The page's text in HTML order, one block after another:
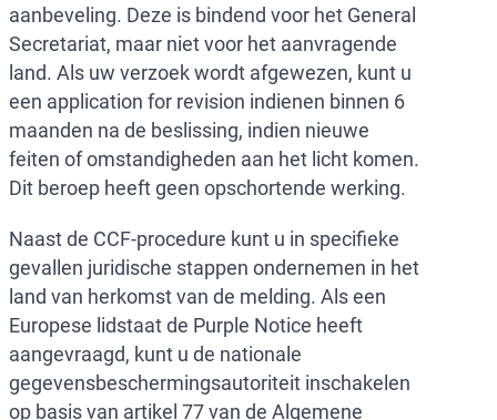
aanbeveling. Deze is bindend voor het General
Secretariat, maar niet voor het aanvragende
land. Als uw verzoek wordt afgewezen, kunt u
een application for revision indienen binnen 6
maanden na de beslissing, indien nieuwe
feiten of omstandigheden aan het licht komen.
Dit beroep heeft geen opschortende werking.
Naast de CCF-procedure kunt u in specifieke
gevallen juridische stappen ondernemen in het
land van herkomst van de melding. Als een
Europese lidstaat de Purple Notice heeft
aangevraagd, kunt u de nationale
gegevensbeschermingsautoriteit inschakelen
op basis van artikel 77 van de Algemene